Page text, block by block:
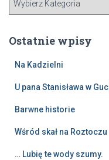
Ostatnie wpisy
Na Kadzielni
U pana Stanisława w
Barwne historie
Wśród skał na Roztoczu
… Lubię te wody szumy.